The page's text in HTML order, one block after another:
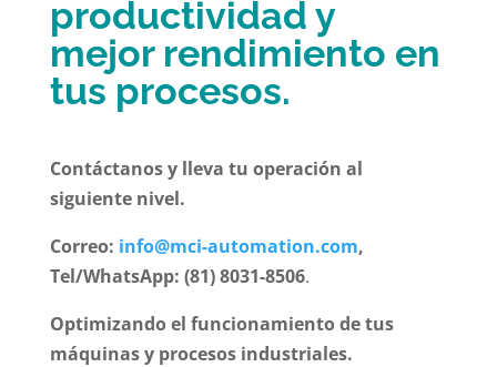
productividad y
mejor rendimiento en
tus procesos.
Contáctanos y lleva tu operación al
siguiente nivel.
Correo: info@mci-automation.com,
Tel/WhatsApp: (81) 8031-8506.
Optimizando el funcionamiento de tus
máquinas y procesos industriales.